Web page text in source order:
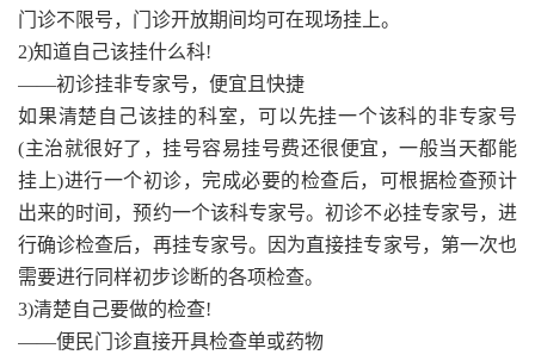
门诊不限号，门诊开放期间均可在现场挂上。
2)知道自己该挂什么科!
——初诊挂非专家号，便宜且快捷
如果清楚自己该挂的科室，可以先挂一个该科的非专家号
(主治就很好了，挂号容易挂号费还很便宜，一般当天都能
挂上)进行一个初诊，完成必要的检查后，可根据检查预计
出来的时间，预约一个该科专家号。初诊不必挂专家号，进
行确诊检查后，再挂专家号。因为直接挂专家号，第一次也
需要进行同样初步诊断的各项检查。
3)清楚自己要做的检查!
——便民门诊直接开具检查单或药物